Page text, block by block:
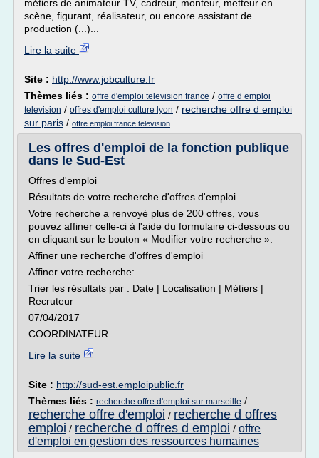
métiers de animateur TV, cadreur, monteur, metteur en
scène, figurant, réalisateur, ou encore assistant de
production (...)...
Lire la suite
Site : http://www.jobculture.fr
Thèmes liés : offre d'emploi television france / offre d emploi
television / offres d'emploi culture lyon / recherche offre d emploi
sur paris / offre emploi france television
Les offres d'emploi de la fonction publique
dans le Sud-Est
Offres d'emploi
Résultats de votre recherche d'offres d'emploi
Votre recherche a renvoyé plus de 200 offres, vous
pouvez affiner celle-ci à l'aide du formulaire ci-dessous ou
en cliquant sur le bouton « Modifier votre recherche ».
Affiner une recherche d'offres d'emploi
Affiner votre recherche:
Trier les résultats par : Date | Localisation | Métiers |
Recruteur
07/04/2017
COORDINATEUR...
Lire la suite
Site : http://sud-est.emploipublic.fr
Thèmes liés : recherche offre d'emploi sur marseille /
recherche offre d'emploi / recherche d offres
emploi / recherche d offres d emploi / offre
d'emploi en gestion des ressources humaines